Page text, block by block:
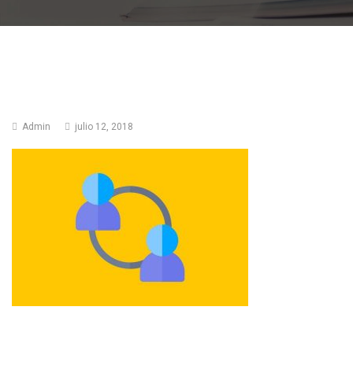
Admin julio 12, 2018